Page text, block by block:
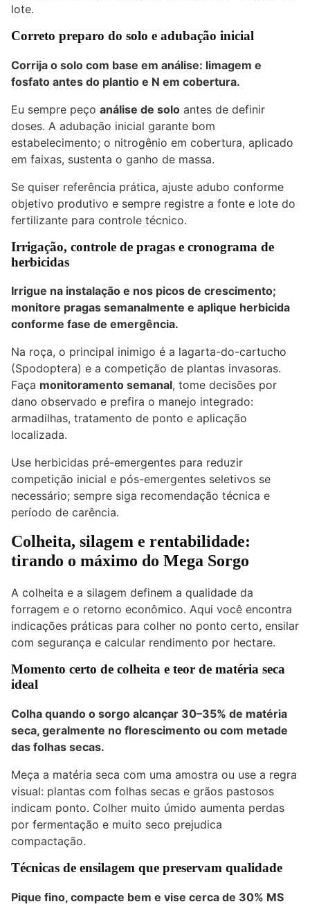
lote.
Correto preparo do solo e adubação inicial
Corrija o solo com base em análise: limagem e
fosfato antes do plantio e N em cobertura.
Eu sempre peço análise de solo antes de definir
doses. A adubação inicial garante bom
estabelecimento; o nitrogênio em cobertura, aplicado
em faixas, sustenta o ganho de massa.
Se quiser referência prática, ajuste adubo conforme
objetivo produtivo e sempre registre a fonte e lote do
fertilizante para controle técnico.
Irrigação, controle de pragas e cronograma de
herbicidas
Irrigue na instalação e nos picos de crescimento;
monitore pragas semanalmente e aplique herbicida
conforme fase de emergência.
Na roça, o principal inimigo é a lagarta-do-cartucho
(Spodoptera) e a competição de plantas invasoras.
Faça monitoramento semanal, tome decisões por
dano observado e prefira o manejo integrado:
armadilhas, tratamento de ponto e aplicação
localizada.
Use herbicidas pré-emergentes para reduzir
competição inicial e pós-emergentes seletivos se
necessário; sempre siga recomendação técnica e
período de carência.
Colheita, silagem e rentabilidade:
tirando o máximo do Mega Sorgo
A colheita e a silagem definem a qualidade da
forragem e o retorno econômico. Aqui você encontra
indicações práticas para colher no ponto certo, ensilar
com segurança e calcular rendimento por hectare.
Momento certo de colheita e teor de matéria seca
ideal
Colha quando o sorgo alcançar 30–35% de matéria
seca, geralmente no florescimento ou com metade
das folhas secas.
Meça a matéria seca com uma amostra ou use a regra
visual: plantas com folhas secas e grãos pastosos
indicam ponto. Colher muito úmido aumenta perdas
por fermentação e muito seco prejudica
compactação.
Técnicas de ensilagem que preservam qualidade
Pique fino, compacte bem e vise cerca de 30% MS